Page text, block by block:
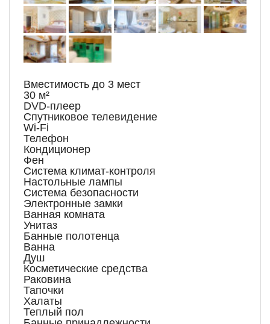
Вместимость до 3 мест
30 м²
DVD-плеер
Спутниковое телевидение
Wi-Fi
Телефон
Кондиционер
Фен
Система климат-контроля
Настольные лампы
Система безопасности
Электронные замки
Ванная комната
Унитаз
Банные полотенца
Ванна
Душ
Косметические средства
Раковина
Тапочки
Халаты
Теплый пол